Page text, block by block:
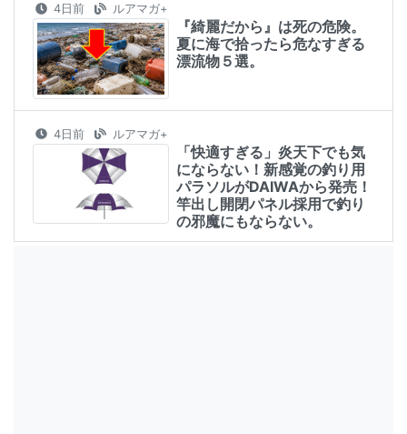
4日前 ルアマガ+
『綺麗だから』は死の危険。
夏に海で拾ったら危なすぎる
漂流物５選。
4日前 ルアマガ+
「快適すぎる」炎天下でも気
にならない！新感覚の釣り用
パラソルがDAIWAから発売！
竿出し開閉パネル採用で釣り
の邪魔にもならない。